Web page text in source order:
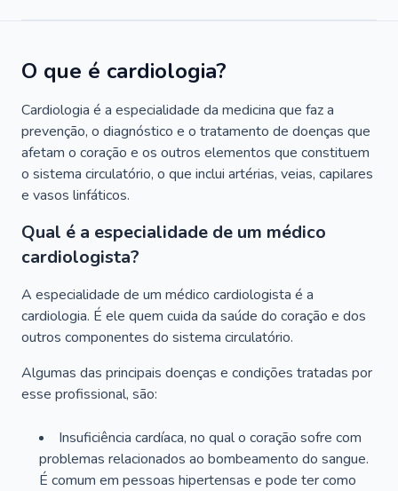
O que é cardiologia?
Cardiologia é a especialidade da medicina que faz a
prevenção, o diagnóstico e o tratamento de doenças que
afetam o coração e os outros elementos que constituem
o sistema circulatório, o que inclui artérias, veias, capilares
e vasos linfáticos.
Qual é a especialidade de um médico
cardiologista?
A especialidade de um médico cardiologista é a
cardiologia. É ele quem cuida da saúde do coração e dos
outros componentes do sistema circulatório.
Algumas das principais doenças e condições tratadas por
esse profissional, são:
Insuficiência cardíaca, no qual o coração sofre com
problemas relacionados ao bombeamento do sangue.
É comum em pessoas hipertensas e pode ter como